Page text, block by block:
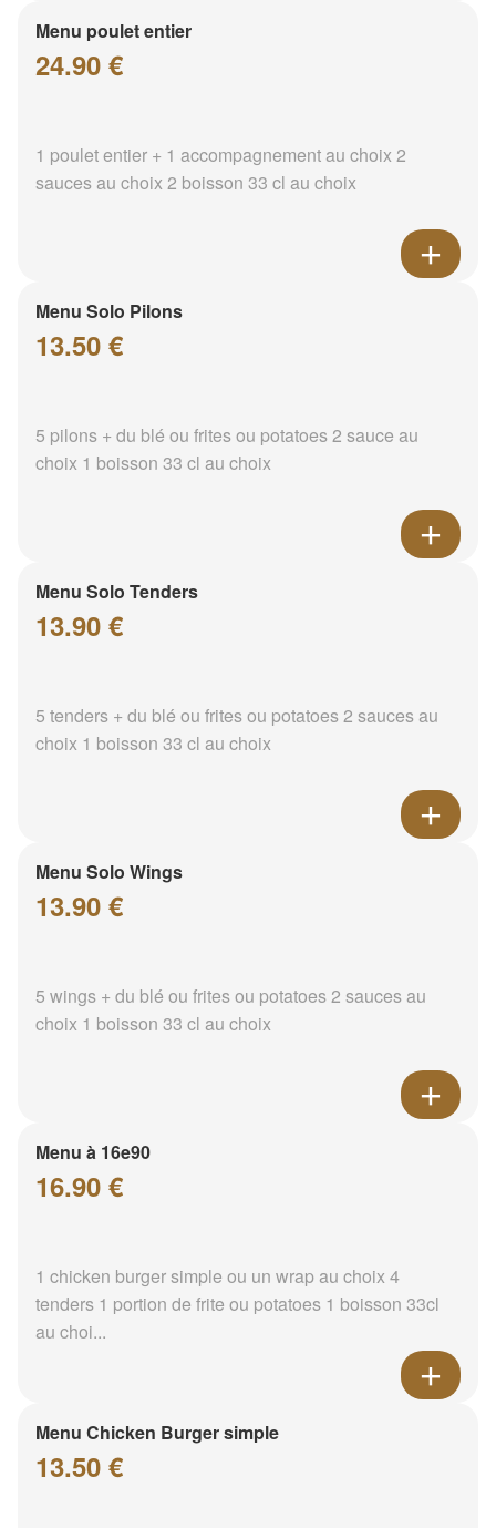
Menu poulet entier
24.90 €
1 poulet entier + 1 accompagnement au choix 2
sauces au choix 2 boisson 33 cl au choix
Menu Solo Pilons
13.50 €
5 pilons + du blé ou frites ou potatoes 2 sauce au
choix 1 boisson 33 cl au choix
Menu Solo Tenders
13.90 €
5 tenders + du blé ou frites ou potatoes 2 sauces au
choix 1 boisson 33 cl au choix
Menu Solo Wings
13.90 €
5 wings + du blé ou frites ou potatoes 2 sauces au
choix 1 boisson 33 cl au choix
Menu à 16e90
16.90 €
1 chicken burger simple ou un wrap au choix 4
tenders 1 portion de frite ou potatoes 1 boisson 33cl
au choi...
Menu Chicken Burger simple
13.50 €